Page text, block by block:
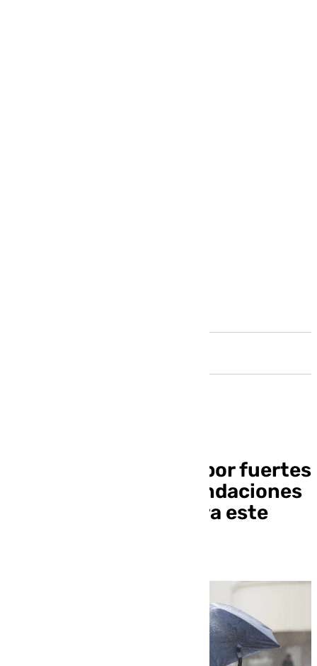
Nuevo aviso naranja por fuertes
lluvias y posibles inundaciones
en Málaga y Cádiz para este